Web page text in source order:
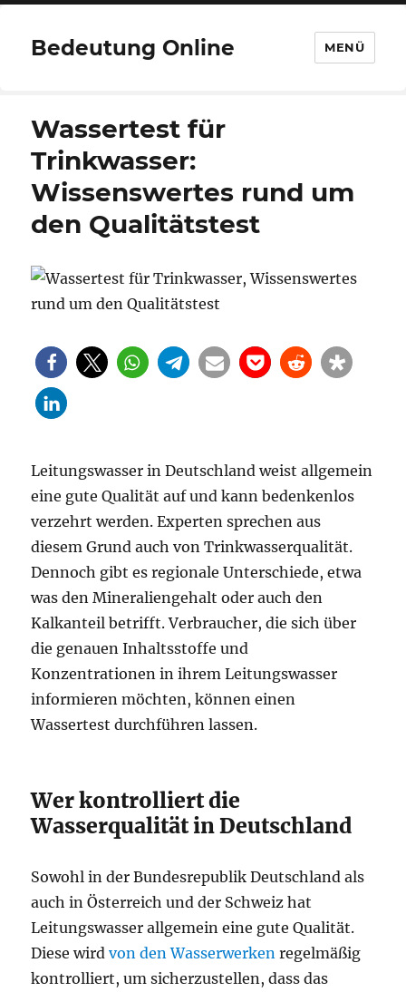
Bedeutung Online MENÜ
Wassertest für
Trinkwasser:
Wissenswertes rund um
den Qualitätstest
Leitungswasser in Deutschland weist allgemein
eine gute Qualität auf und kann bedenkenlos
verzehrt werden. Experten sprechen aus
diesem Grund auch von Trinkwasserqualität.
Dennoch gibt es regionale Unterschiede, etwa
was den Mineraliengehalt oder auch den
Kalkanteil betrifft. Verbraucher, die sich über
die genauen Inhaltsstoffe und
Konzentrationen in ihrem Leitungswasser
informieren möchten, können einen
Wassertest durchführen lassen.
Wer kontrolliert die
Wasserqualität in Deutschland
Sowohl in der Bundesrepublik Deutschland als
auch in Österreich und der Schweiz hat
Leitungswasser allgemein eine gute Qualität.
Diese wirdvon den Wasserwerken regelmäßig
kontrolliert, um sicherzustellen, dass das